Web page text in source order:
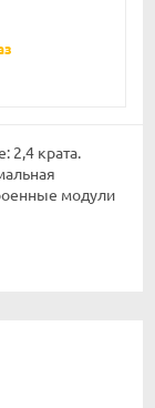
2,4 крата.
модули